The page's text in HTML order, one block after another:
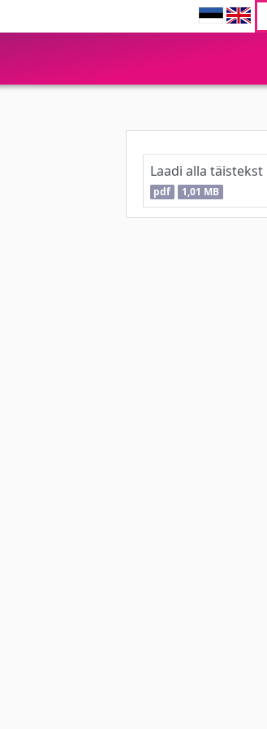
Laadi alla täistekst
pdf 1,01 MB